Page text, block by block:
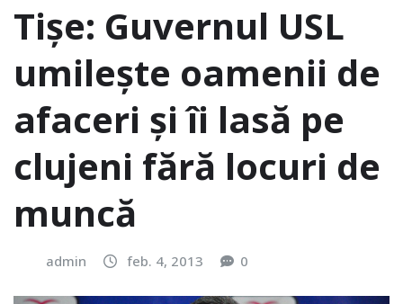
Tişe: Guvernul USL
umileşte oamenii de
afaceri şi îi lasă pe
clujeni fără locuri de
muncă
admin feb. 4, 2013 0